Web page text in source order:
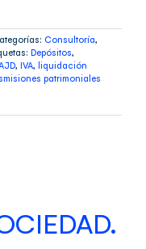
Consultoría,
Depósitos,
, IVA, liquidación
patrimoniales